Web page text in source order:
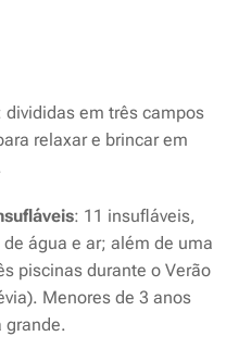
divididas em três campos
relaxar e brincar em
: 11 insufláveis,
água e ar; além de uma
piscinas durante o Verão
Menores de 3 anos
grande.